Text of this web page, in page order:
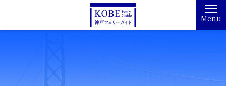
Menu